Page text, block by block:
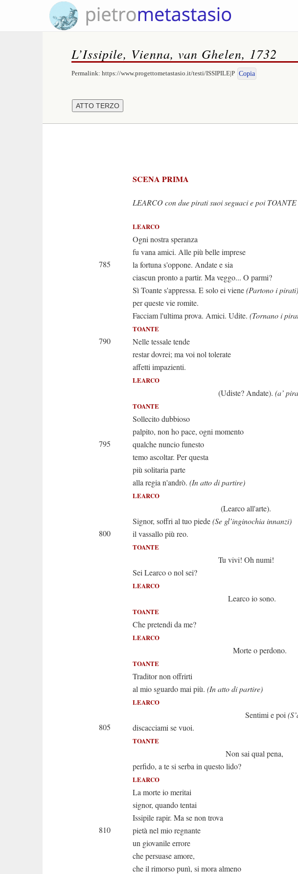
L’Issipile, Vienna, van Ghelen, 1732
Permalink: https://www.progettometastasio.it/testi/ISSIPILE|P Copia
SCENA PRIMA
LEARCO con due pirati suoi seguaci e poi TOANTE
LEARCO
Ogni nostra speranza
fu vana amici. Alle più belle imprese
785
la fortuna s'oppone. Andate e sia
ciascun pronto a partir. Ma veggo... O parmi?
Sì Toante s'appressa. E solo ei viene(Partono i pirati)
per queste vie romite.
Facciam l'ultima prova. Amici. Udite. (Tornano i
TOANTE
790
Nelle tessale tende
restar dovrei; ma voi nol tolerate
affetti impazienti.
LEARCO
(Udiste? Andate). (a’
TOANTE
Sollecito dubbioso
palpito, non ho pace, ogni momento
795
qualche nuncio funesto
temo ascoltar. Per questa
più solitaria parte
alla regia n'andrò. (In atto di partire)
LEARCO
(Learco all'arte).
Signor, soffri al tuo piede(Se gl’inginochia innanzi)
800
il vassallo più reo.
TOANTE
Tu vivi! Oh numi!
Sei Learco o nol sei?
LEARCO
Learco io sono.
TOANTE
Che pretendi da me?
LEARCO
Morte o perdono.
TOANTE
Traditor non offrirti
al mio sguardo mai più. (In atto di partire)
LEARCO
Sentimi e poi
805
discacciami se vuoi.
TOANTE
Non sai qual pena,
perfido, a te si serba in questo lido?
LEARCO
La morte io meritai
signor, quando tentai
Issipile rapir. Ma se non trova
810
pietà nel mio regnante
un giovanile errore
che persuase amore,
che il rimorso punì, si mora almeno